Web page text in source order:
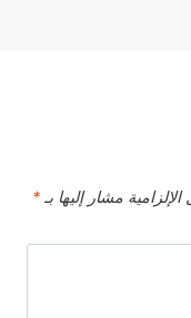
مشار إليها بـ *